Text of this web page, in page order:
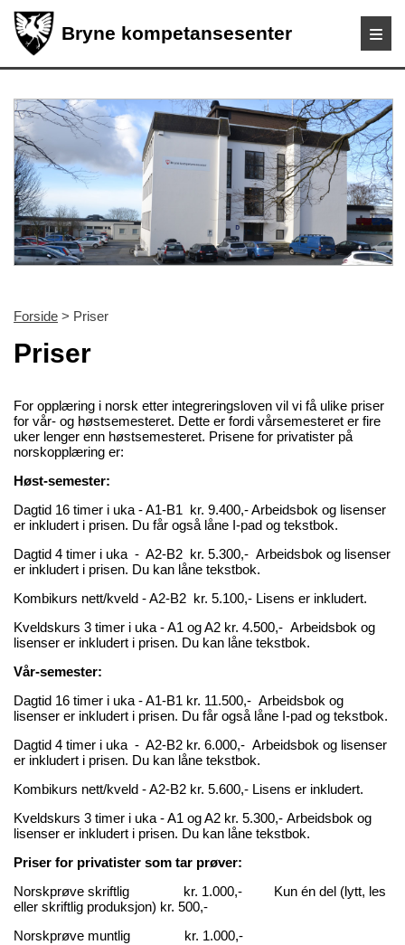
Bryne kompetansesenter
Forside > Priser
Priser
For opplæring i norsk etter integreringsloven vil vi få ulike priser
for vår- og høstsemesteret. Dette er fordi vårsemesteret er fire
uker lenger enn høstsemesteret. Prisene for privatister på
norskopplæring er:
Høst-semester:
Dagtid 16 timer i uka - A1-B1 kr. 9.400,- Arbeidsbok og lisenser
er inkludert i prisen. Du får også låne I-pad og tekstbok.
Dagtid 4 timer i uka - A2-B2 kr. 5.300,- Arbeidsbok og lisenser
er inkludert i prisen. Du kan låne tekstbok.
Kombikurs nett/kveld - A2-B2 kr. 5.100,- Lisens er inkludert.
Kveldskurs 3 timer i uka - A1 og A2 kr. 4.500,- Arbeidsbok og
lisenser er inkludert i prisen. Du kan låne tekstbok.
Vår-semester:
Dagtid 16 timer i uka - A1-B1 kr. 11.500,- Arbeidsbok og
lisenser er inkludert i prisen. Du får også låne I-pad og tekstbok.
Dagtid 4 timer i uka - A2-B2 kr. 6.000,- Arbeidsbok og lisenser
er inkludert i prisen. Du kan låne tekstbok.
Kombikurs nett/kveld - A2-B2 kr. 5.600,- Lisens er inkludert.
Kveldskurs 3 timer i uka - A1 og A2 kr. 5.300,- Arbeidsbok og
lisenser er inkludert i prisen. Du kan låne tekstbok.
Priser for privatister som tar prøver:
Norskprøve skriftlig kr. 1.000,-
Kun én del (lytt, les
eller skriftlig produksjon) kr. 500,-
Norskprøve muntlig kr. 1.000,-